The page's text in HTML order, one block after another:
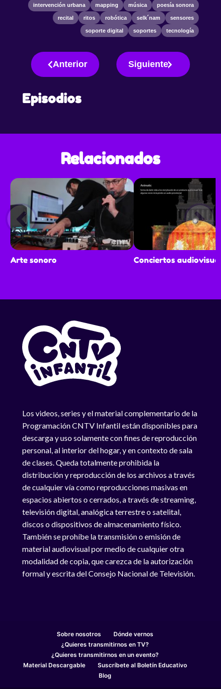
intervención urbana mapping música poesía sonora
recital ritos robótica selk´nam sensores
soporte digital soportes tecnología
Anterior Siguiente
Episodios
Relacionados
Arte sonoro Conciertos
Los videos, series y el material complementario de la
Programación CNTV Infantil están disponibles para
descarga y uso solamente con fines de reproducción
personal, al interior del hogar, y en contexto de sala
de clases. Queda totalmente prohibida la
distribución y reproducción de los archivos a través
de cualquier vía como reproducciones masivas en
espacios abiertos o cerrados, a través de streaming,
televisión digital, analógica terrestre o satelital,
discos o dispositivos de almacenamiento físico.
También se prohíbe la transmisión o emisión de
material audiovisual por medio de cualquier otra
modalidad de copia, que carezca de la autorización
formal y escrita del Consejo Nacional de Televisión.
Sobre nosotros
Dónde vernos
¿Quieres transmitirnos en TV?
¿Quieres transmitirnos en un evento?
Material Descargable
Suscríbete al Boletín Educativo
Blog